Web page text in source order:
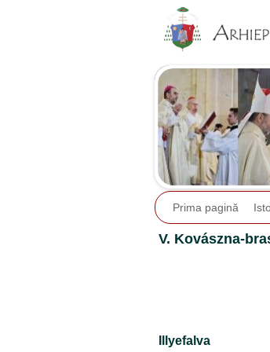
Prima pagină
V. Kovászna-
Illyefalva